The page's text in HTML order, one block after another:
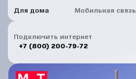
Для дома Мобильная связь
Подключить интернет
+7 (800) 200-79-72